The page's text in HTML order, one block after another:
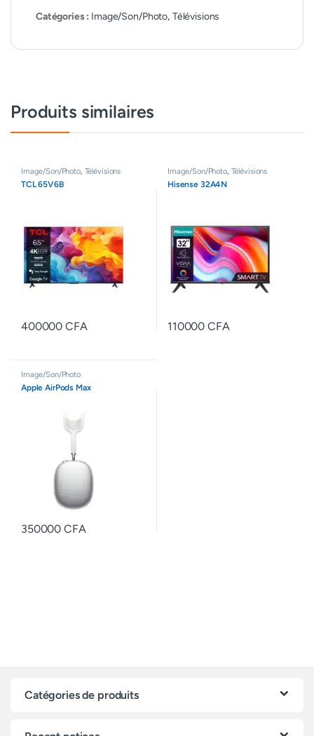
Catégories : Image/Son/Photo, Télévisions
Produits similaires
Image/Son/Photo, Télévisions
TCL 65V6B
400000CFA
Image/Son/Photo, Télévisions
Hisense 32A4N
110000CFA
Image/Son/Photo
Apple AirPods Max
350000CFA
Catégories de produits